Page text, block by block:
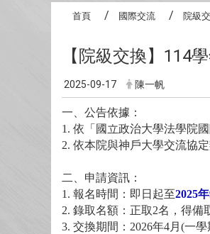
首頁 國際交流 院級
【院級交換】114
2025-09-17 陳一帆
一、公告依據：
1. 依「國立政治大學法學院
2. 依本院與神戶大學交流協定
二、申請資訊：
1. 報名時間：即日起至2025年
2. 錄取名額：正取2名，得備
3. 交換期間： 2026年4月 (一學